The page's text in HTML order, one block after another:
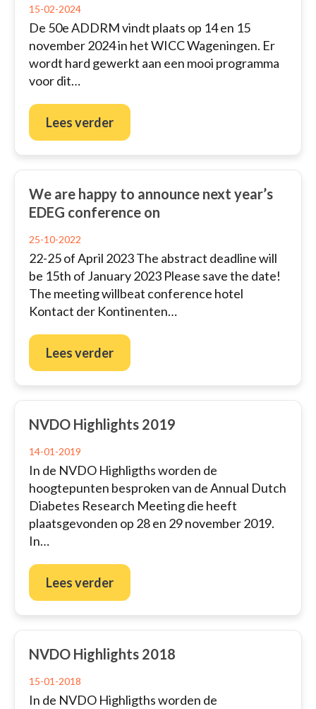
15-02-2024
De 50e ADDRM vindt plaats op 14 en 15
november 2024 in het WICC Wageningen. Er
wordt hard gewerkt aan een mooi programma
voor dit…
Lees verder
We are happy to announce next year’s
EDEG conference on
25-10-2022
22-25 of April 2023 The abstract deadline will
be 15th of January 2023 Please save the date!
The meeting willbeat conference hotel
Kontact der Kontinenten…
Lees verder
NVDO Highlights 2019
14-01-2019
In de NVDO Highligths worden de
hoogtepunten besproken van de Annual Dutch
Diabetes Research Meeting die heeft
plaatsgevonden op 28 en 29 november 2019.
In…
Lees verder
NVDO Highlights 2018
15-01-2018
In de NVDO Highligths worden de